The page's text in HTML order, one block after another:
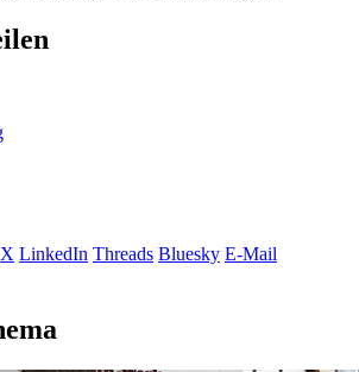
X LinkedIn Threads Bluesky E-Mail